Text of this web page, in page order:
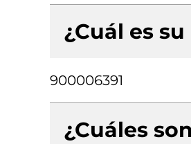
¿Cuál es su
900006391
¿Cuáles